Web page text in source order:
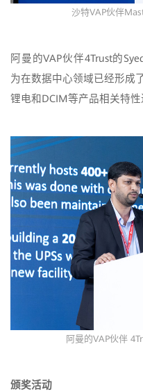
沙特VAP伙伴
阿曼的VAP伙伴4Trust的
为在数据中心领域已经形成
锂电和DCIM等产品相关特
阿曼的VAP伙伴
颁奖活动